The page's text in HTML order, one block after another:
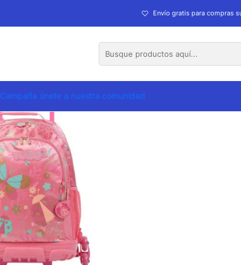
Campaña únete a nuestra comunidad
Envío gratis para compras
Morral 3 Rue Bomper